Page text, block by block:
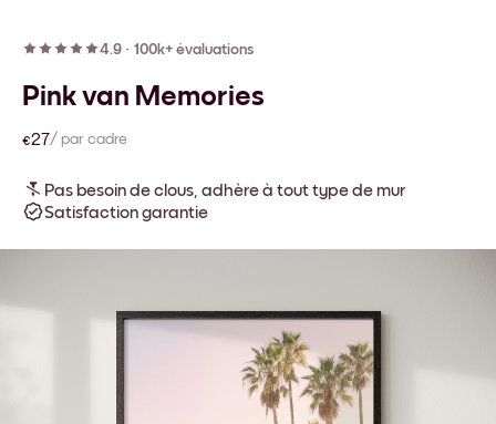
4.9 · 100k+ évaluations
Pink van Memories
€27/ par cadre
Pas besoin de clous, adhère à tout type de mur
Satisfaction garantie